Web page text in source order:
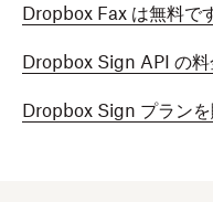
Dropbox Fax は無料で
Dropbox Sign API の料
Dropbox Sign プラン